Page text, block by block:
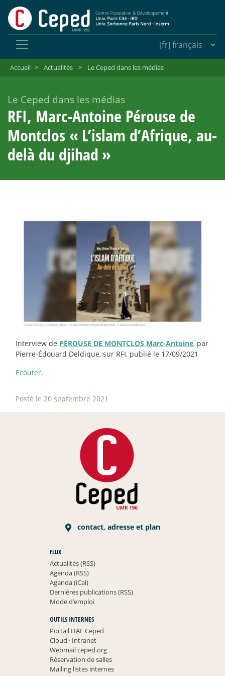
Accueil > Actualités > Le Ceped dans les médias
Le Ceped dans les médias
RFI, Marc-Antoine Pérouse de
Montclos « L’islam d’Afrique, au-
delà du djihad »
Interview de PÉROUSE DE MONTCLOS Marc-Antoine, par
Pierre-Édouard Deldique, sur RFI, publié le 17/09/2021
Ecouter.
Posté le 20 septembre 2021
contact, adresse et plan
FLUX
Actualités (RSS)
Agenda (RSS)
Agenda (iCal)
Dernières publications (RSS)
Mode d’emploi
OUTILS INTERNES
Portail HAL Ceped
Cloud ·Intranet
Webmail ceped.org
Réservation de salles
Mailing listes internes